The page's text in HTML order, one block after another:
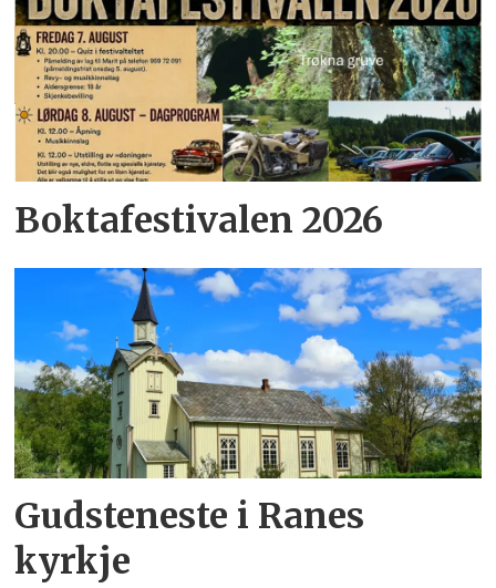
Boktafestivalen 2026
Gudsteneste i Ranes
kyrkje